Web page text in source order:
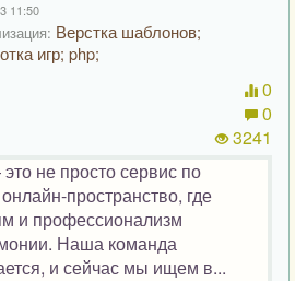
11:50
Верстка шаблонов;
игр; php;
0
0
3241
не просто сервис по
пространство, где
и профессионализм
Наша команда
и сейчас мы ищем в...